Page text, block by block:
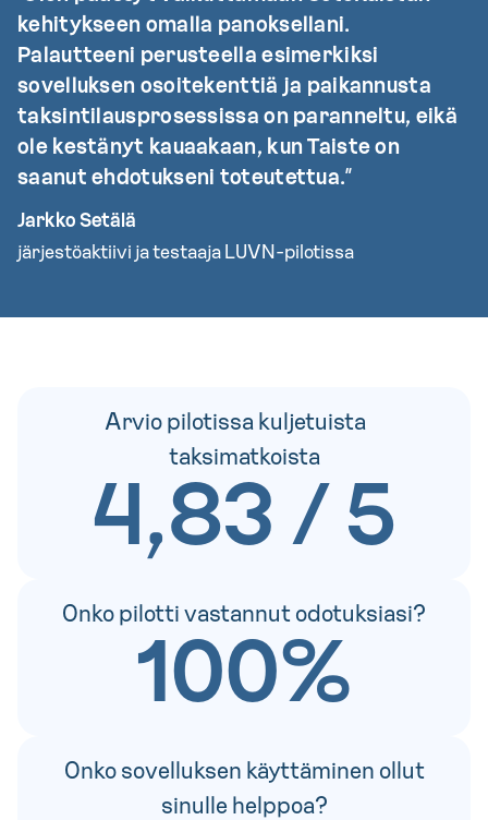
kehitykseen omalla panoksellani.
Palautteeni perusteella esimerkiksi
sovelluksen osoitekenttiä ja paikannusta
taksintilausprosessissa on paranneltu, eikä
ole kestänyt kauaakaan, kun Taiste on
saanut ehdotukseni toteutettua.”
Jarkko Setälä
järjestöaktiivi ja testaaja LUVN-pilotissa
Arvio pilotissa kuljetuista
taksimatkoista
4,83 / 5
Onko pilotti vastannut odotuksiasi?
100%
Onko sovelluksen käyttäminen ollut
sinulle helppoa?